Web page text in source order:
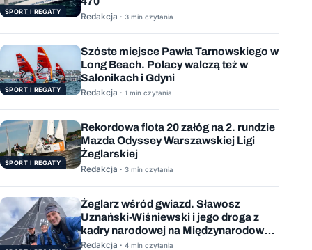
SPORT I REGATY Redakcja · 3 min czytania
SPORT I REGATY
Szóste miejsce Pawła Tarnowskiego w
Long Beach. Polacy walczą też w
Salonikach i Gdyni
Redakcja · 1 min czytania
SPORT I REGATY
Rekordowa flota 20 załóg na 2. rundzie
Mazda Odyssey Warszawskiej Ligi
Żeglarskiej
Redakcja · 3 min czytania
Żeglarz wśród gwiazd. Sławosz
Uznański-Wiśniewski i jego droga z
kadry narodowej na Międzynarodową
Stację Kosmiczną
Redakcja · 4 min czytania